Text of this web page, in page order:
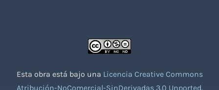
Esta obra está bajo una Licencia Creative Commons
Atribución-NoComercial-SinDerivadas 3.0 Unported.